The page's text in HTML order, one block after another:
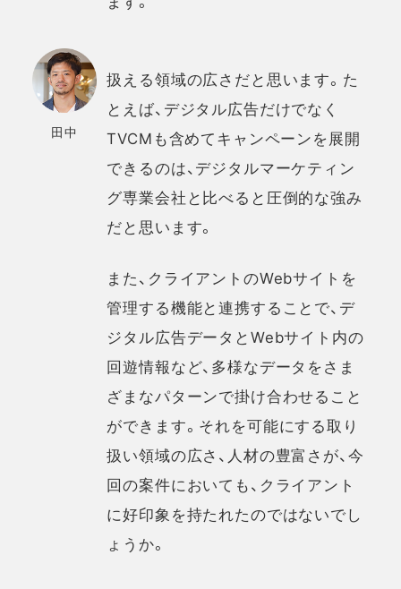
田中
扱える領域の広さだと思います。た
とえば、デジタル広告だけでなく
TVCMも含めてキャンペーンを展開
できるのは、デジタルマーケティン
グ専業会社と比べると圧倒的な強み
だと思います。
また、クライアントのWebサイトを
管理する機能と連携することで、デ
ジタル広告データとWebサイト内の
回遊情報など、多様なデータをさま
ざまなパターンで掛け合わせること
ができます。それを可能にする取り
扱い領域の広さ、人材の豊富さが、今
回の案件においても、クライアント
に好印象を持たれたのではないでし
ょうか。